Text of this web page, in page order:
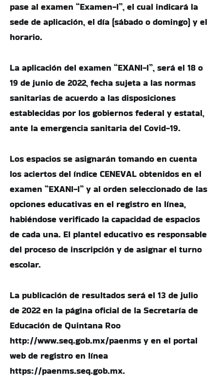
pase al examen “Examen-I”, el cual indicará la
sede de aplicación, el día (sábado o domingo) y el
horario.
La aplicación del examen “EXANI-I”, será el 18 o
19 de junio de 2022, fecha sujeta a las normas
sanitarias de acuerdo a las disposiciones
establecidas por los gobiernos federal y estatal,
ante la emergencia sanitaria del Covid-19.
Los espacios se asignarán tomando en cuenta
los aciertos del índice CENEVAL obtenidos en el
examen “EXANI-I” y al orden seleccionado de las
opciones educativas en el registro en línea,
habiéndose verificado la capacidad de espacios
de cada una. El plantel educativo es responsable
del proceso de inscripción y de asignar el turno
escolar.
La publicación de resultados será el 13 de julio
de 2022 en la página oficial de la Secretaría de
Educación de Quintana Roo
http://www.seq.gob.mx/paenms y en el portal
web de registro en línea
https://paenms.seq.gob.mx.